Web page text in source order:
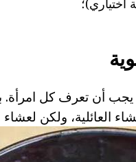
يجب أن تعرف كل
العائلية، ولكن لعشاء